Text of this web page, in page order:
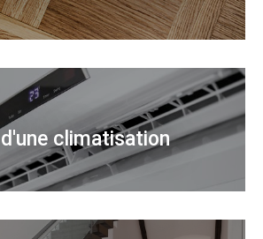
climatisation